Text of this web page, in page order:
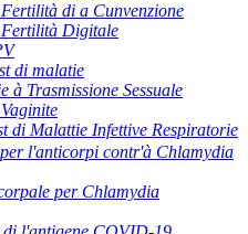
di a Cunvenzione
Fertilità Digitale
di malatie
à Trasmissione Sessuale
di Malattie Infettive Respiratorie
l'anticorpi contr'à Chlamydia
per Chlamydia